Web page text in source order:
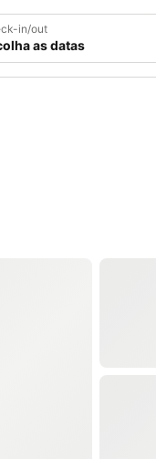
in/out
as datas